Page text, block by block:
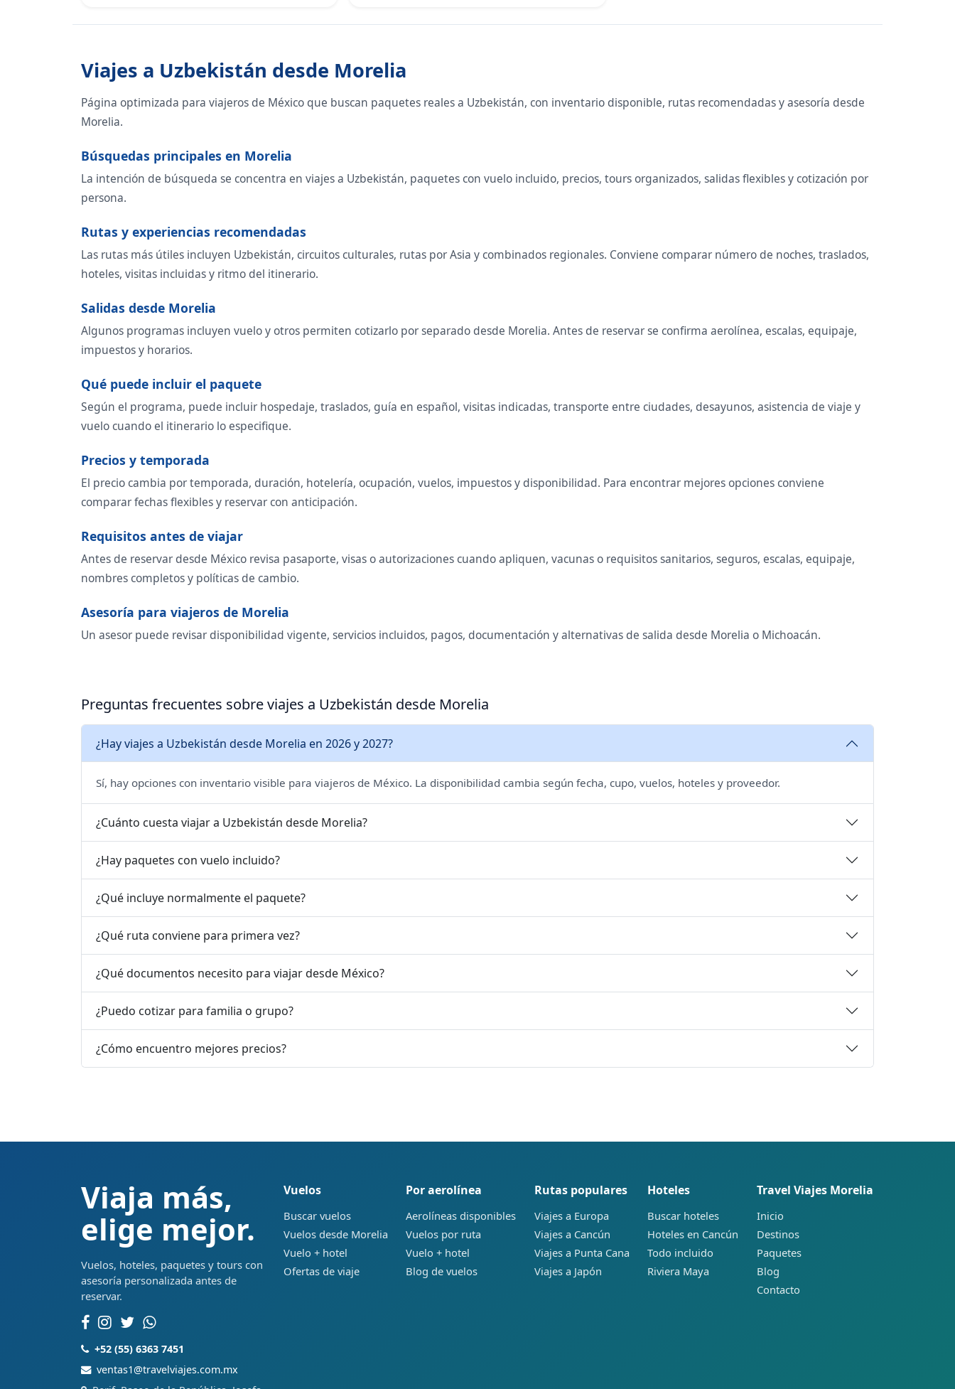
Viajes a Uzbekistán desde Morelia
Página optimizada para viajeros de México que buscan paquetes reales a Uzbekistán, con inventario disponible, rutas recomendadas y asesoría desde
Morelia.
Búsquedas principales en Morelia
La intención de búsqueda se concentra en viajes a Uzbekistán, paquetes con vuelo incluido, precios, tours organizados, salidas flexibles y cotización por
persona.
Rutas y experiencias recomendadas
Las rutas más útiles incluyen Uzbekistán, circuitos culturales, rutas por Asia y combinados regionales. Conviene comparar número de noches, traslados,
hoteles, visitas incluidas y ritmo del itinerario.
Salidas desde Morelia
Algunos programas incluyen vuelo y otros permiten cotizarlo por separado desde Morelia. Antes de reservar se confirma aerolínea, escalas, equipaje,
impuestos y horarios.
Qué puede incluir el paquete
Según el programa, puede incluir hospedaje, traslados, guía en español, visitas indicadas, transporte entre ciudades, desayunos, asistencia de viaje y
vuelo cuando el itinerario lo especifique.
Precios y temporada
El precio cambia por temporada, duración, hotelería, ocupación, vuelos, impuestos y disponibilidad. Para encontrar mejores opciones conviene
comparar fechas flexibles y reservar con anticipación.
Requisitos antes de viajar
Antes de reservar desde México revisa pasaporte, visas o autorizaciones cuando apliquen, vacunas o requisitos sanitarios, seguros, escalas, equipaje,
nombres completos y políticas de cambio.
Asesoría para viajeros de Morelia
Un asesor puede revisar disponibilidad vigente, servicios incluidos, pagos, documentación y alternativas de salida desde Morelia o Michoacán.
Preguntas frecuentes sobre viajes a Uzbekistán desde Morelia
¿Hay viajes a Uzbekistán desde Morelia en 2026 y 2027?
Sí, hay opciones con inventario visible para viajeros de México. La disponibilidad cambia según fecha, cupo, vuelos, hoteles y proveedor.
¿Cuánto cuesta viajar a Uzbekistán desde Morelia?
¿Hay paquetes con vuelo incluido?
¿Qué incluye normalmente el paquete?
¿Qué ruta conviene para primera vez?
¿Qué documentos necesito para viajar desde México?
¿Puedo cotizar para familia o grupo?
¿Cómo encuentro mejores precios?
Viaja más,
elige mejor.
Vuelos, hoteles, paquetes y tours con
asesoría personalizada antes de
reservar.
+52 (55) 6363 7451
ventas1@travelviajes.com.mx
Vuelos
Buscar vuelos
Vuelos desde Morelia
Vuelo + hotel
Ofertas de viaje
Por aerolínea
Aerolíneas disponibles
Vuelos por ruta
Vuelo + hotel
Blog de vuelos
Rutas populares
Viajes a Europa
Viajes a Cancún
Viajes a Punta Cana
Viajes a Japón
Hoteles
Buscar hoteles
Hoteles en Cancún
Todo incluido
Riviera Maya
Travel Viajes Morelia
Inicio
Destinos
Paquetes
Blog
Contacto